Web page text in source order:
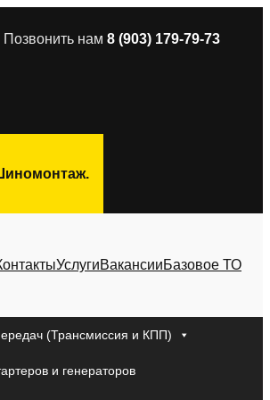
Позвонить нам 8 (903) 179-79-73
УслугиВакансииБазовое ТО
(Трансмиссия и КПП)
и генераторов